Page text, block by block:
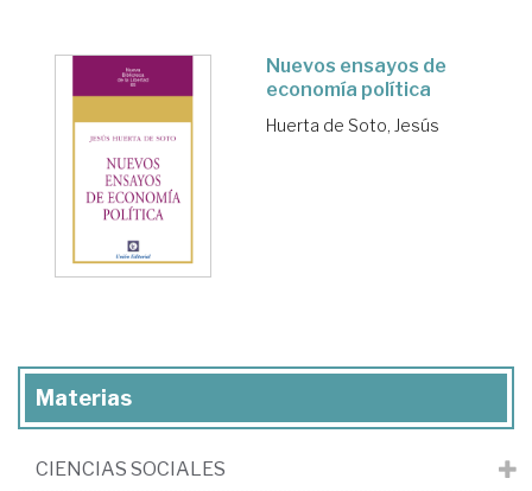
Nuevos ensayos de
economía política
Huerta de Soto, Jesús
Materias
CIENCIAS SOCIALES